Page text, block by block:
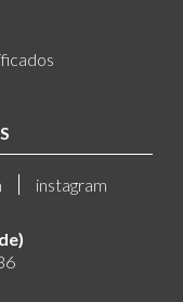
instagram